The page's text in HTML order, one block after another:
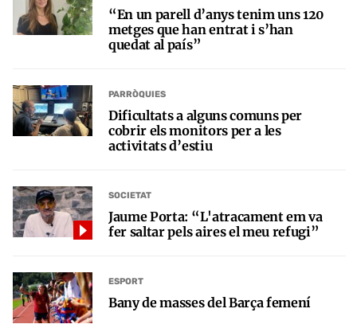
“En un parell d’anys tenim uns 120
metges que han entrat i s’han
quedat al país”
PARRÒQUIES
Dificultats a alguns comuns per
cobrir els monitors per a les
activitats d’estiu
SOCIETAT
Jaume Porta: “L'atracament em va
fer saltar pels aires el meu refugi”
ESPORT
Bany de masses del Barça femení